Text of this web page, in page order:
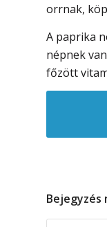
orrnak,
A paprika
népnek
főzött
Bejegyzés